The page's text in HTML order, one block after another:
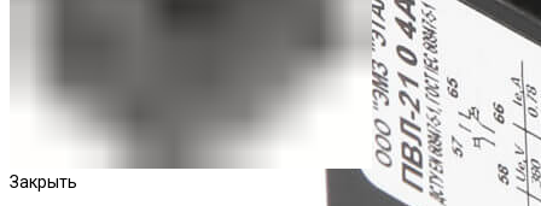
Закрыть